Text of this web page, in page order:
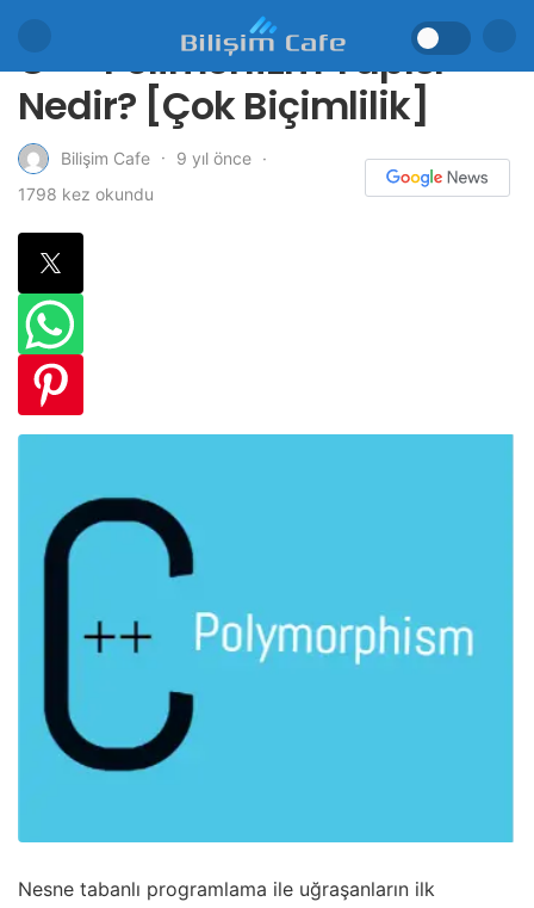
C++ Polimorfizm Yapısı
Nedir? [Çok Biçimlilik]
Bilişim Cafe
9 yıl önce
1798 kez okundu
Nesne tabanlı programlama ile uğraşanların ilk